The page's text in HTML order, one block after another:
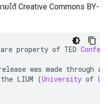
ใต้ Creative Commons BY-
property of TED
was made through
the LIUM (University of Le